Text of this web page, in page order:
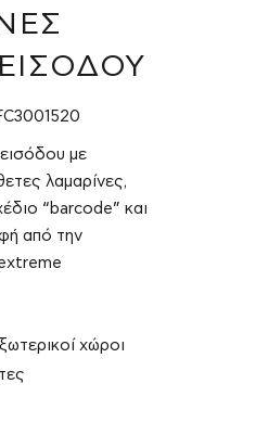
με
λαμαρίνες,
“barcode” και
από την
χώροι